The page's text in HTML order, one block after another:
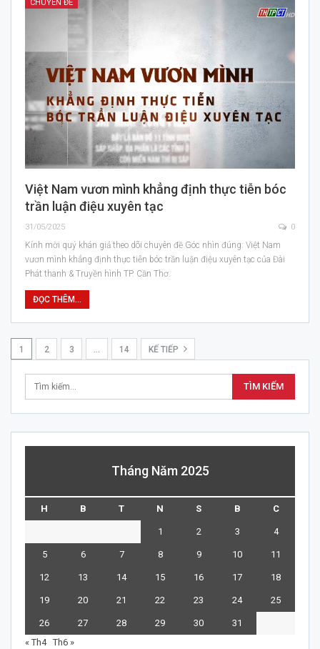
CHUYÊN ĐỀ
Việt Nam vươn mình khẳng định thực tiễn bóc
trần luận điệu xuyên tạc
31/05/2025 0
Kính mời quý khán giả theo dõi chuyên đề Góc nhìn đúng: Việt Nam
vươn mình khẳng định thực tiễn bóc trần luận điệu xuyên tạc của Đài
Phát thanh & Truyền hình TP. Cần Thơ.
ĐỌC THÊM...
1 2 3 … 14 KẾ TIẾP
Tháng Năm 2025
H B T N S B C
1 2 3 4
5 6 7 8 9 10 11
12 13 14 15 16 17 18
19 20 21 22 23 24 25
26 27 28 29 30
31
« Th4 Th6 »